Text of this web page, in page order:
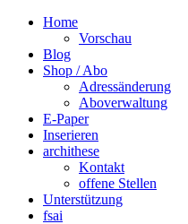
Home
Vorschau
Blog
Shop / Abo
Adressänderung
Aboverwaltung
E-Paper
Inserieren
archithese
Kontakt
offene Stellen
Unterstützung
fsai